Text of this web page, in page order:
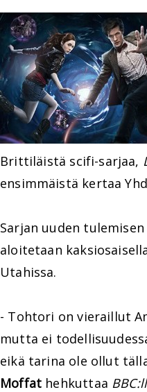
Brittiläistä scifi-sarjaa,
ensimmäistä kertaa
Sarjan uuden
aloitetaan
Utahissa.
- Tohtori on vieraillut
mutta ei
eikä tarina ole ollut
Moffat hehkuttaa